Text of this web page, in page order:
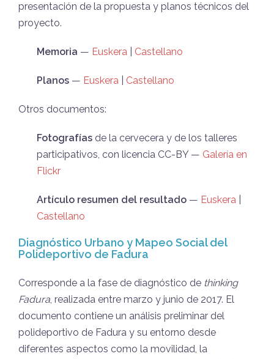
presentación de la propuesta y planos técnicos del
proyecto.
Memoria — Euskera Castellano
Planos — Euskera Castellano
Otros documentos:
Fotografías de la cervecera y de los talleres
participativos, con licencia CC-BY — Galería en
Flickr
Artículo resumen del resultado — Euskera
Castellano
Diagnóstico Urbano y Mapeo Social del
Polideportivo de Fadura
Corresponde a la fase de diagnóstico de thinking
Fadura, realizada entre marzo y junio de 2017. El
documento contiene un análisis preliminar del
polideportivo de Fadura y su entorno desde
diferentes aspectos como la movilidad, la